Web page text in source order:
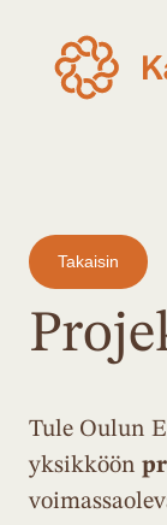
Takaisin
Tule Oulun
yksikköön